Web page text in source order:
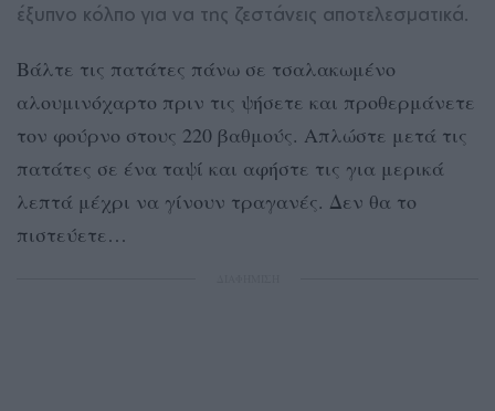
έξυπνο κόλπο για να της ζεστάνεις αποτελεσματικά.
Βάλτε τις πατάτες πάνω σε τσαλακωμένο
αλουμινόχαρτο πριν τις ψήσετε και προθερμάνετε
τον φούρνο στους 220 βαθμούς. Απλώστε μετά τις
πατάτες σε ένα ταψί και αφήστε τις για μερικά
λεπτά μέχρι να γίνουν τραγανές. Δεν θα το
πιστεύετε…